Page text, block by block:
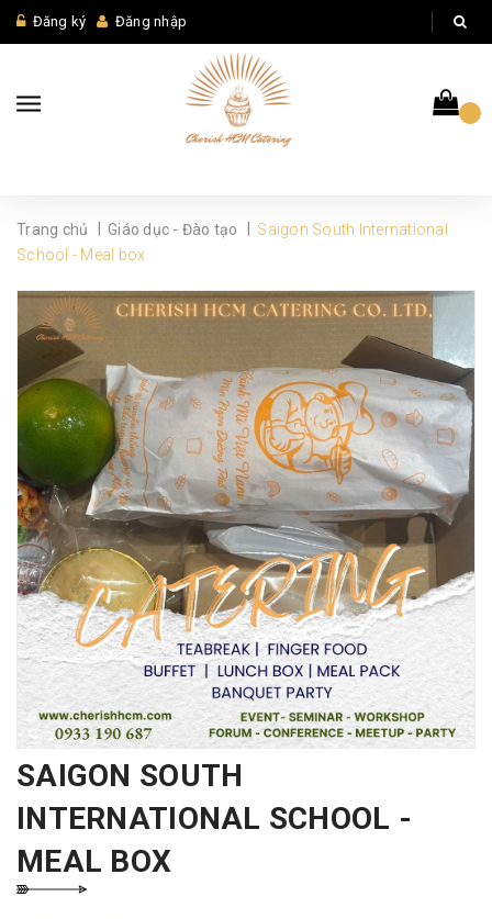
Đăng ký Đăng nhập
Trang chủ Giáo dục - Đào tạo
Saigon South International
School - Meal box
SAIGON SOUTH
INTERNATIONAL SCHOOL -
MEAL BOX